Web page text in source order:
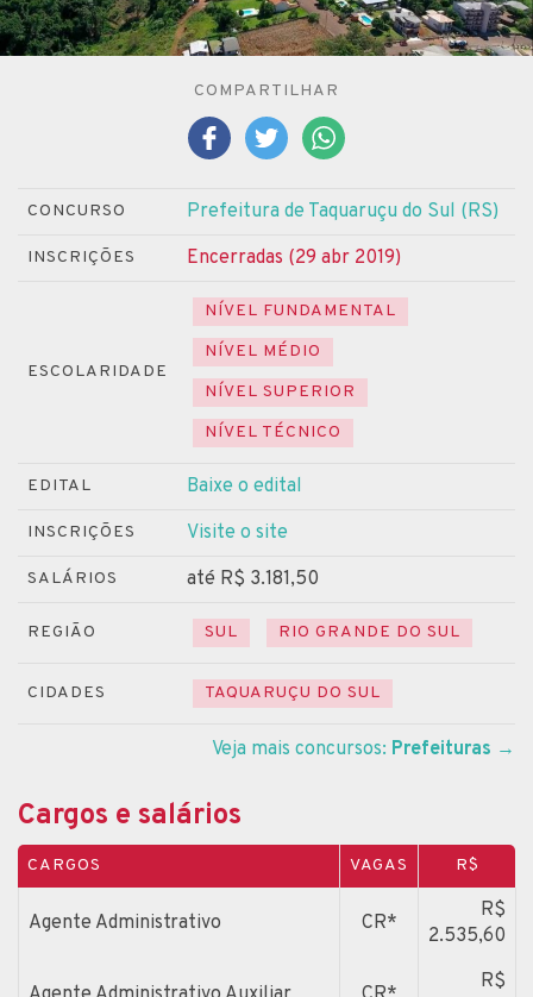
COMPARTILHAR
CONCURSO Prefeitura de Taquaruçu do Sul (RS)
INSCRIÇÕES Encerradas (29 abr 2019)
ESCOLARIDADE
NÍVEL FUNDAMENTAL
NÍVEL MÉDIO
NÍVEL SUPERIOR
NÍVEL TÉCNICO
EDITAL Baixe o edital
INSCRIÇÕES Visite o site
SALÁRIOS até R$ 3.181,50
REGIÃO SUL RIO GRANDE DO SUL
CIDADES TAQUARUÇU DO SUL
Veja mais concursos: Prefeituras →
Cargos e salários
CARGOS VAGAS R$
Agente Administrativo CR*
R$
2.535,60
R$